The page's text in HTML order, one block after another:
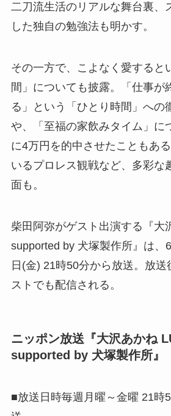
二刀流生活のリアルな舞台裏、
した独自の勉強法も明かす。
その一方で、こよなく愛すると
間」についても披露。「仕事が
る」という「ひとり時間」への
や、「至福の家飲みタイム」に
に4万円を的中させたこともあ
いるプロレス観戦など、多彩な
面も。
柴田阿弥がゲスト出演する『大
supported by 犬塚製作所』は、
日(金) 21時50分から放送。放送
ストでも配信される。
ニッポン放送『大沢あかね
supported by 犬塚製作所』
■放送日時毎週月曜～金曜 21時